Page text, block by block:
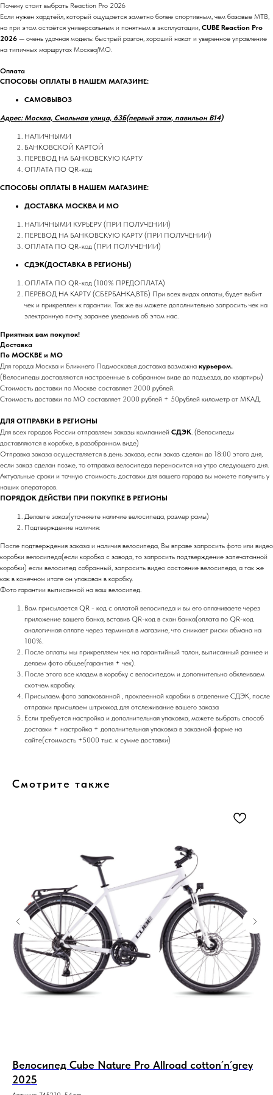
Почему стоит выбрать Reaction Pro 2026
Если нужен хардтейл, который ощущается заметно более спортивным, чем базовые MTB,
но при этом остаётся универсальным и понятным в эксплуатации, CUBE Reaction Pro
2026 — очень удачная модель: быстрый разгон, хороший накат и уверенное управление
на типичных маршрутах Москва/МО.
Оплата
СПОСОБЫ ОПЛАТЫ В НАШЕМ МАГАЗИНЕ:
САМОВЫВОЗ
Адрес: Москва, Смольная улица, 63Б(первый этаж, павильон В14)
НАЛИЧНЫМИ
БАНКОВСКОЙ КАРТОЙ
ПЕРЕВОД НА БАНКОВСКУЮ КАРТУ
ОПЛАТА ПО QR-код
СПОСОБЫ ОПЛАТЫ В НАШЕМ МАГАЗИНЕ:
ДОСТАВКА МОСКВА И МО
НАЛИЧНЫМИ КУРЬЕРУ (ПРИ ПОЛУЧЕНИИ)
ПЕРЕВОД НА БАНКОВСКУЮ КАРТУ (ПРИ ПОЛУЧЕНИИ)
ОПЛАТА ПО QR-код (ПРИ ПОЛУЧЕНИИ)
СДЭК(ДОСТАВКА В РЕГИОНЫ)
ОПЛАТА ПО QR-код (100% ПРЕДОПЛАТА)
ПЕРЕВОД НА КАРТУ (СБЕРБАНКА,ВТБ) При всех видах оплаты, будет выбит
чек и прикреплен к гарантии. Так же вы можете дополнительно запросить чек на
электронную почту, заранее уведомив об этом нас.
Приятных вам покупок!
Доставка
По МОСКВЕ и МО
Для города Москва и Ближнего Подмосковья доставка возможна курьером.
(Велосипеды доставляются настроенные в собранном виде до подъезда, до квартиры)
Стоимость доставки по Москве составляет 2000 рублей.
Стоимость доставки по МО составляет 2000 рублей + 50рублей километр от МКАД.
ДЛЯ ОТПРАВКИ В РЕГИОНЫ
Для всех городов России отправляем заказы компанией СДЭК. (Велосипеды
доставляются в коробке, в разобранном виде)
Отправка заказа осуществляется в день заказа, если заказ сделан до 18:00 этого дня,
если заказ сделан позже, то отправка велосипеда переносится на утро следующего дня.
Актуальные сроки и точную стоимость доставки для вашего города вы можете получить у
наших операторов.
ПОРЯДОК ДЕЙСТВИ ПРИ ПОКУПКЕ В РЕГИОНЫ
Делаете заказ(уточняете наличие велосипеда, размер рамы)
Подтверждение наличия:
После подтверждения заказа и наличия велосипеда, Вы вправе запросить фото или видео
коробки велосипеда(если коробка с завода, то запросить подтверждение запечатанной
коробки) если велосипед собранный, запросить видео состояние велосипеда, а так же
как в конечном итоге он упакован в коробку.
Фото гарантии выписанной на ваш велосипед.
Вам присылается QR - код с оплатой велосипеда и вы его оплачиваете через
приложение вашего банка, вставив QR-код в скан банка(оплата по QR-код
аналогичная оплате через терминал в магазине, что снижает риски обмана на
100%.
После оплаты мы прикрепляем чек на гарантийный талон, выписанный раннее и
делаем фото общее(гарантия + чек).
После этого все кладем в коробку с велосипедом и дополнительно обклеиваем
скотчем коробку.
Присылаем фото запакованной , проклеенной коробки в отделение СДЭК, после
отправки присылаем штрихкод для отслеживание вашего заказа
Если требуется настройка и дополнительная упаковка, можете выбрать способ
доставки + настройка + дополнительная упаковка в заказной форме на
сайте(стоимость +5000 тыс. к сумме доставки)
Смотрите также
Велосипед Cube Nature Pro Allroad cotton´n´grey
2025